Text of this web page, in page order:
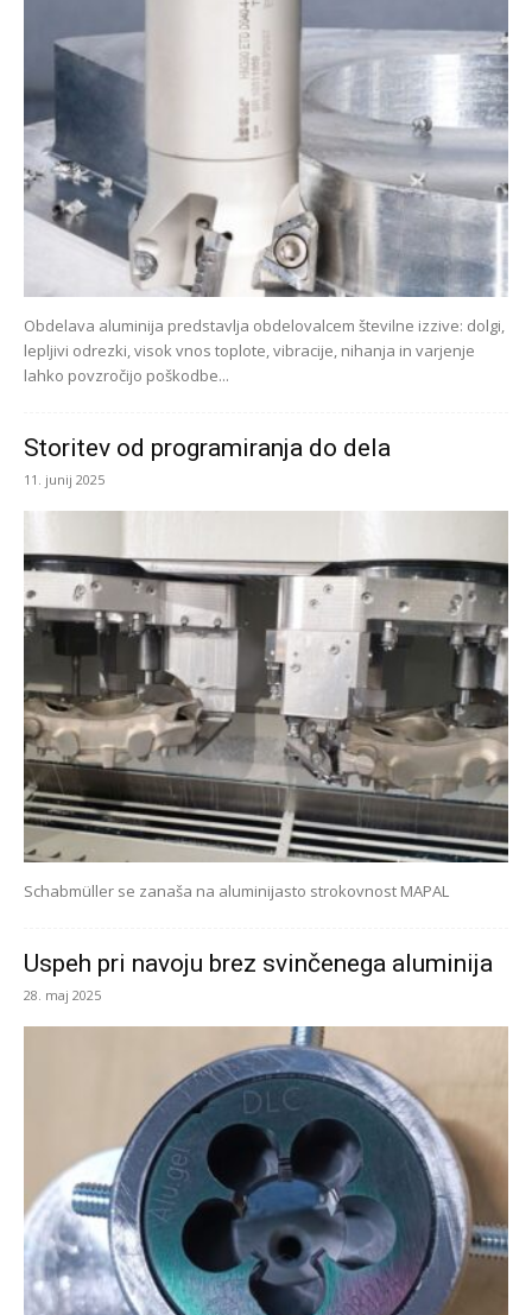
Obdelava aluminija predstavlja obdelovalcem številne izzive: dolgi,
lepljivi odrezki, visok vnos toplote, vibracije, nihanja in varjenje
lahko povzročijo poškodbe...
Storitev od programiranja do dela
11. junij 2025
Schabmüller se zanaša na aluminijasto strokovnost MAPAL
Uspeh pri navoju brez svinčenega aluminija
28. maj 2025